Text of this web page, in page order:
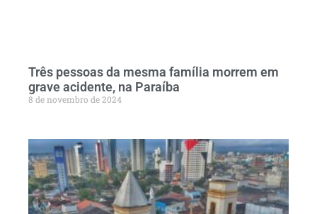
Três pessoas da mesma família morrem em
grave acidente, na Paraíba
8 de novembro de 2024